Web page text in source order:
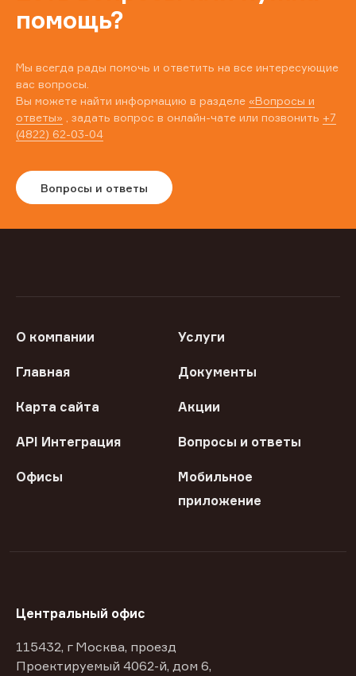
помощь?
Мы всегда рады помочь и ответить на все интересующие
вас вопросы.
Вы можете найти информацию в разделе «Вопросы и
ответы» , задать вопрос в онлайн-чате или позвонить +7
(4822) 62-03-04
Вопросы и ответы
О компании Услуги
Главная Документы
Карта сайта Акции
API Интеграция Вопросы и ответы
Офисы
Мобильное
приложение
Центральный офис
115432, г Москва, проезд
Проектируемый 4062-й, дом 6,